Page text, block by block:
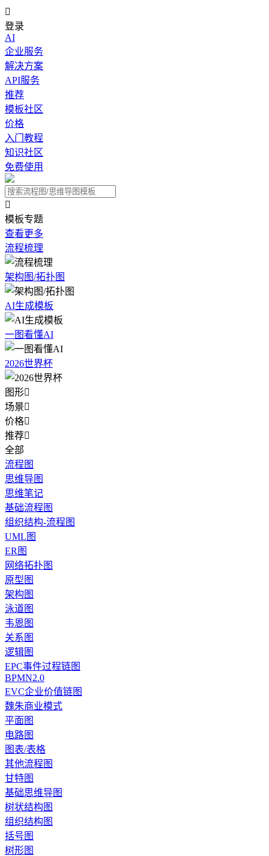

登录
AI
企业服务
解决方案
API服务
推荐
模板社区
价格
入门教程
知识社区
免费使用

模板专题
查看更多
流程梳理
架构图/拓扑图
AI生成模板
一图看懂AI
2026世界杯
图形
场景
价格
推荐
全部
流程图
思维导图
思维笔记
基础流程图
组织结构-流程图
UML图
ER图
网络拓扑图
原型图
架构图
泳道图
韦恩图
关系图
逻辑图
EPC事件过程链图
BPMN2.0
EVC企业价值链图
魏朱商业模式
平面图
电路图
图表/表格
其他流程图
甘特图
基础思维导图
树状结构图
组织结构图
括号图
树形图